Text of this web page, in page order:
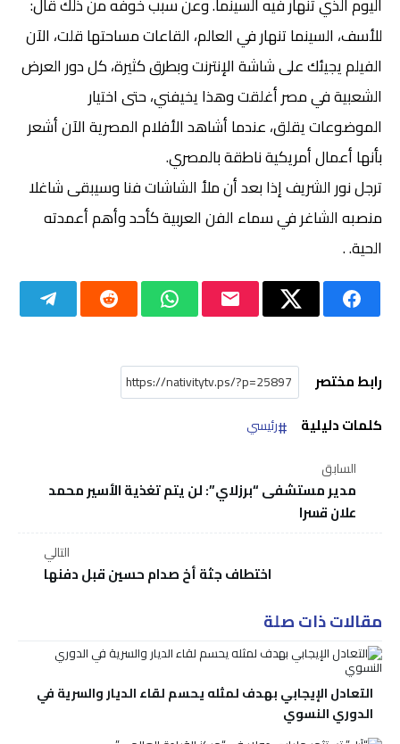
للأسف، السينما تنهار في العالم، القاعات مساحتها قلت، الآن
الفيلم يجيئك على شاشة الإنترنت وبطرق كثيرة، كل دور العرض
الشعبية في مصر أغلقت وهذا يخيفني، حتى اختيار
الموضوعات يقلق، عندما أشاهد الأفلام المصرية الآن أشعر
بأنها أعمال أمريكية ناطقة بالمصري.
ترجل نور الشريف إذا بعد أن ملأ الشاشات فنا وسيبقى شاغلا
منصبه الشاغر في سماء الفن العربية كأحد وأهم أعمدته
الحية. .
رابط مختصر
كلمات دليلية
رئيسي
السابق
مدير مستشفى “برزلاي”: لن يتم تغذية الأسير محمد
علان قسرا
التالي
اختطاف جثة أخ صدام حسين قبل دفنها
مقالات ذات صلة
التعادل الإيجابي بهدف لمثله يحسم لقاء الديار والسرية في
الدوري النسوي